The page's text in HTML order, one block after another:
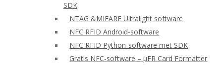
SDK
NTAG &MIFARE Ultralight software
NFC RFID Android-software
NFC RFID Python-software met SDK
Gratis NFC-software – μFR Card Formatter